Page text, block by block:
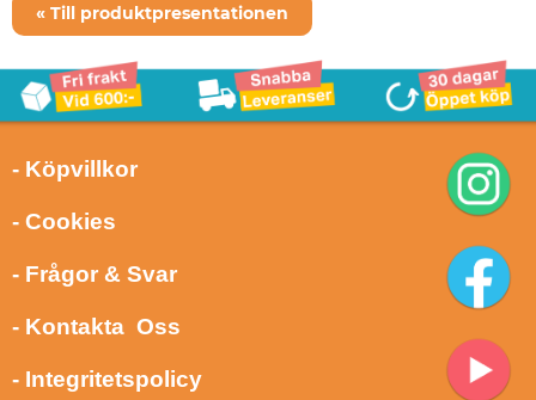
« Till produktpresentationen
- Köpvillkor
- Cookies
- Frågor & Svar
- Kontakta Oss
- Integritetspolicy